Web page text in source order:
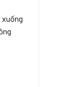
xuống